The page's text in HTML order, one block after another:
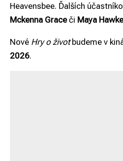
Heavensbee. Ďalších
Mckenna Graceči Maya Hawke
Nové Hry o životbudeme v
2026.